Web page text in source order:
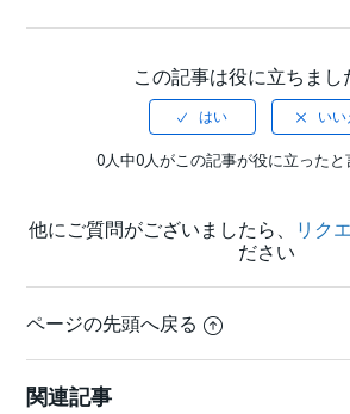
この記事は役に立ちまし
0人中0人がこの記事が役に立ったと
他にご質問がございましたら、 リク
ださい
ページの先頭へ戻る
関連記事